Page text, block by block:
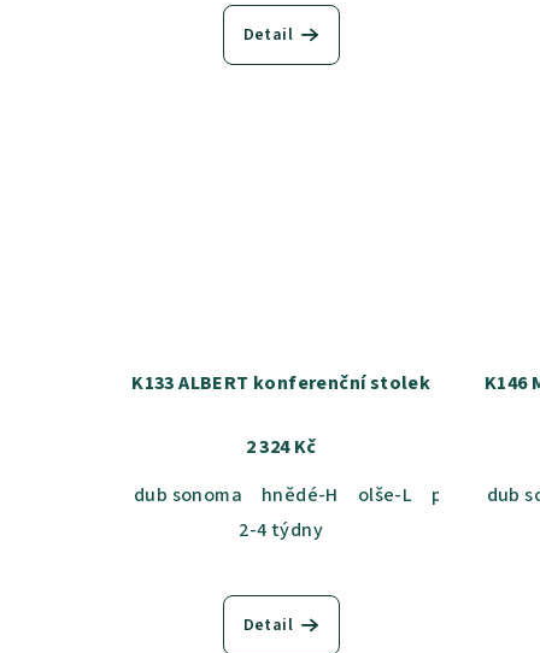
Detail
K133 ALBERT konferenční stolek
2 324 Kč
dub sonoma
hnědé-H olše-L
přírodní-P
2-4 týdny
Detail
K146
dub